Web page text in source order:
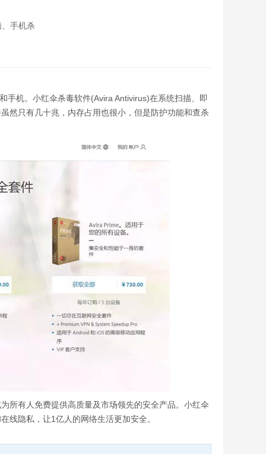
手机杀
手机。小红伞杀毒软件(Avira Antivirus)在系统扫描、即
然只有几十兆，内存占用也很小，但是防护功能和查杀
所有人免费提供高质量及市场领先的安全产品。小红伞
线隐私，让1亿人的网络生活更加安全。